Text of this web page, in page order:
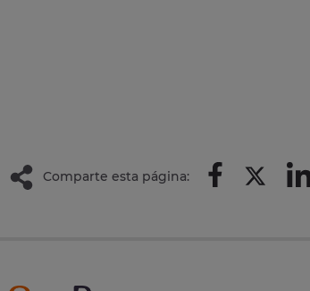
Comparte esta página: